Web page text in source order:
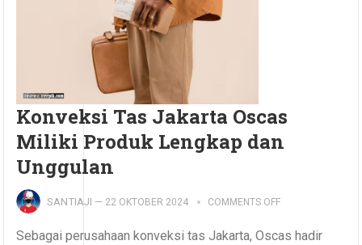
Konveksi Tas Jakarta Oscas
Miliki Produk Lengkap dan
Unggulan
SANTIAJI — 22 OKTOBER 2024 COMMENTS OFF
Sebagai perusahaan konveksi tas Jakarta, Oscas hadir